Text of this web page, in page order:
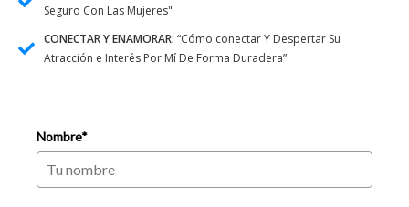
Seguro Con Las Mujeres"
CONECTAR Y ENAMORAR: “Cómo conectar Y Despertar Su
Atracción e Interés Por Mí De Forma Duradera”
Nombre*